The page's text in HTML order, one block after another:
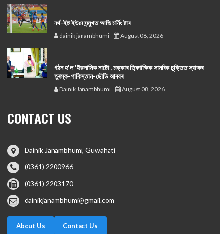
নর্থ-ইষ্ট ইউঃৰ সন্মুখত আজি মর্নিং ষ্টাৰ
dainik janambhumi August 08, 2026
গঠন হ'ল 'ইছলামিক নাটো', মক্কাৰ ত্ৰিপাক্ষিক সামৰিক চুক্তিত স্বাক্ষৰ
তুৰস্ক-পাকিস্তান-ছৌডি আৰবৰ
Dainik Janambhumi August 08, 2026
CONTACT US
Dainik Janambhumi, Guwahati
(0361) 2200966
(0361) 2203170
dainikjanambhumi@gmail.com
About Us Contact Us